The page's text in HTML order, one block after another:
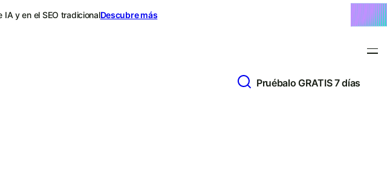
y en el SEO tradicionalDescubre más
Pruébalo GRATIS 7 días